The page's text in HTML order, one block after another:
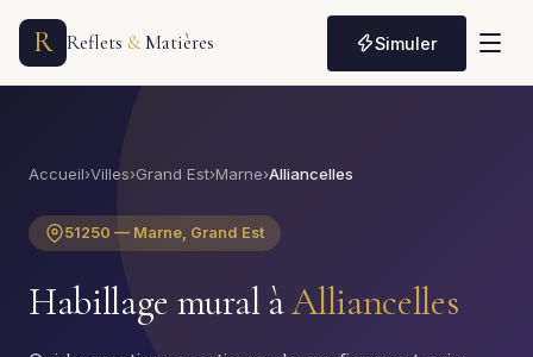
R Reflets &Matières Simuler
Accueil›Villes›Grand Est›Marne›Alliancelles
51250 — Marne, Grand Est
Habillage mural àAlliancelles